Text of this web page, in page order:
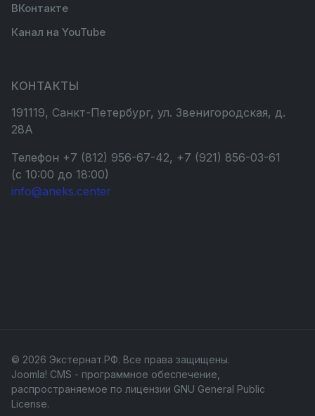
ВКонтакте
Канал на YouTube
КОНТАКТЫ
191119, Санкт-Петербург, ул. Звенигородская, д.
28А
Телефон +7 (812) 956-67-42, +7 (921) 856-03-61
(с 10:00 до 18:00)
info@aneks.center
© 2026 Экстернат.РФ. Все права защищены.
Joomla! CMS - программное обеспечение,
распространяемое по лицензии GNU General Public
License.